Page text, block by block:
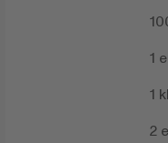
1
1
2